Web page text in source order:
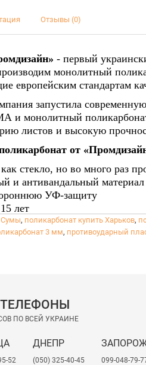
Отзывы (0)
- первый
монолитный
европейским стандартам
запустила
и монолитный поликарбонат
листов и высокую
от
стекло, но во много раз
и антивандальный материал
УФ-защиту
лет
к температурам и погодным
для
производство в Украине
Сумы, поликарбонат купить Харьков,
3 мм, противоударный
ПО ВСЕЙ УКРАИНЕ
52
ДНЕПР
(050) 325-40-45
099-048-79-